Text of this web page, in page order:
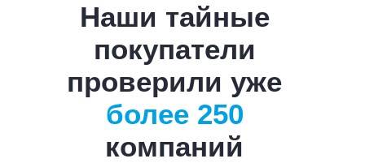
Наши тайные
покупатели
проверили уже
более 250
компаний